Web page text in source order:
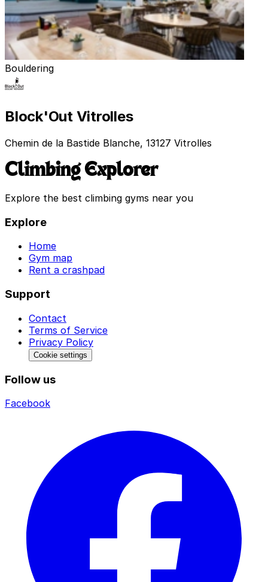
Bouldering
Block'Out Vitrolles
Chemin de la Bastide Blanche, 13127 Vitrolles
Climbing Explorer
Explore the best climbing gyms near you
Explore
Home
Gym map
Rent a crashpad
Support
Contact
Terms of Service
Privacy Policy
Cookie settings
Follow us
Facebook